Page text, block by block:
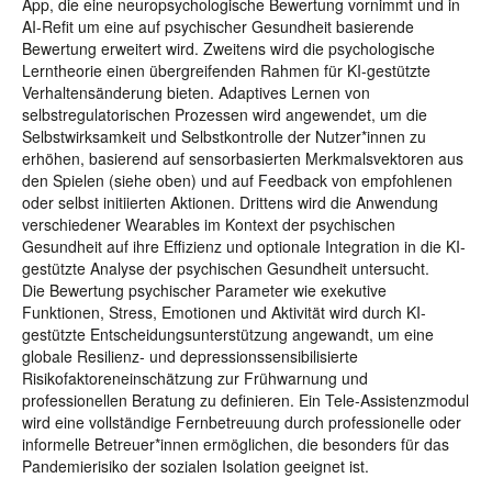
App, die eine neuropsychologische Bewertung vornimmt und in
AI-Refit um eine auf psychischer Gesundheit basierende
Bewertung erweitert wird. Zweitens wird die psychologische
Lerntheorie einen übergreifenden Rahmen für KI-gestützte
Verhaltensänderung bieten. Adaptives Lernen von
selbstregulatorischen Prozessen wird angewendet, um die
Selbstwirksamkeit und Selbstkontrolle der Nutzer*innen zu
erhöhen, basierend auf sensorbasierten Merkmalsvektoren aus
den Spielen (siehe oben) und auf Feedback von empfohlenen
oder selbst initiierten Aktionen. Drittens wird die Anwendung
verschiedener Wearables im Kontext der psychischen
Gesundheit auf ihre Effizienz und optionale Integration in die KI-
gestützte Analyse der psychischen Gesundheit untersucht.
Die Bewertung psychischer Parameter wie exekutive
Funktionen, Stress, Emotionen und Aktivität wird durch KI-
gestützte Entscheidungsunterstützung angewandt, um eine
globale Resilienz- und depressionssensibilisierte
Risikofaktoreneinschätzung zur Frühwarnung und
professionellen Beratung zu definieren. Ein Tele-Assistenzmodul
wird eine vollständige Fernbetreuung durch professionelle oder
informelle Betreuer*innen ermöglichen, die besonders für das
Pandemierisiko der sozialen Isolation geeignet ist.